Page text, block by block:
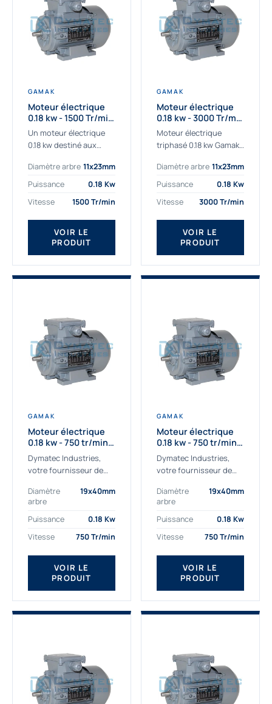
GAMAK
Moteur électrique
0.18 kw - 1500 Tr/min
- 230/400V - IE2
Un moteur électrique
0.18 kw destiné aux
exigeantes. Fort de
nombreuses années
détermination et la
fourniture...
Diamètre arbre 11x23mm
Puissance
0.18 Kw
Vitesse
1500 Tr/min
VOIR LE
PRODUIT
GAMAK
Moteur électrique
0.18 kw - 3000 Tr/min
- 230/400V - IE2
Moteur électrique
triphasé 0.18 kw Gamak,
professionnelle
indispensable à vos
Fournisseur Français
des moteurs
électriques Gamak,
nous proposons
exclusivement des...
Diamètre arbre 11x23mm
Puissance
0.18 Kw
Vitesse
3000 Tr/min
VOIR LE
PRODUIT
GAMAK
Moteur électrique
0.18 kw - 750 tr/min -
230/400V - IE2
Dymatec Industries,
votre fournisseur de
kw. Dymatec Industries
vous propose le moteur
électrique 0.18 kw, un
qualité Gamak...
Diamètre
arbre
19x40mm
Puissance
0.18 Kw
Vitesse
750 Tr/min
VOIR LE
PRODUIT
GAMAK
Moteur électrique
0.18 kw - 750 tr/min -
230/400V - IE3
Dymatec Industries,
votre fournisseur de
kw. Dymatec Industries
vous propose le moteur
électrique 0.18 kw, un
moteur de qualité...
Diamètre
arbre
19x40mm
Puissance
0.18 Kw
Vitesse
750 Tr/min
VOIR LE
PRODUIT